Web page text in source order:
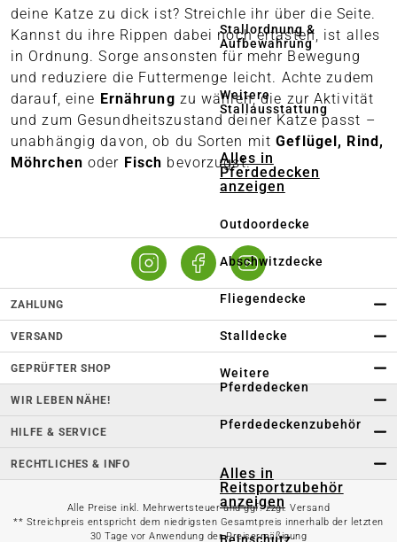
Stallordnung &
Aufbewahrung
Weitere
Stallausstattung
Alles in
Pferdedecken
anzeigen
Outdoordecke
Abschwitzdecke
Fliegendecke
Stalldecke
Weitere
Pferdedecken
Pferdedeckenzubehör
Alles in
Reitsportzubehör
anzeigen
deine Katze zu dick ist? Streichle ihr über die Seite.
Kannst du ihre Rippen dabei noch ertasten, ist alles
in Ordnung. Sorge ansonsten für mehr Bewegung
und reduziere die Futtermenge leicht. Achte zudem
darauf, eine Ernährung zu wählen, die zur Aktivität
und zum Gesundheitszustand deiner Katze passt –
unabhängig davon, ob du Sorten mitGeflügel, Rind,
Möhrchen oder Fisch bevorzugst.
ZAHLUNG
VERSAND
GEPRÜFTER SHOP
WIR LEBEN NÄHE!
HILFE & SERVICE
RECHTLICHES & INFO
Alle Preise inkl. Mehrwertsteuer und ggf. zzgl. Versand
** Streichpreis entspricht dem niedrigsten Gesamtpreis innerhalb der letzten
30 Tage vor Anwendung der Preisermäßigung